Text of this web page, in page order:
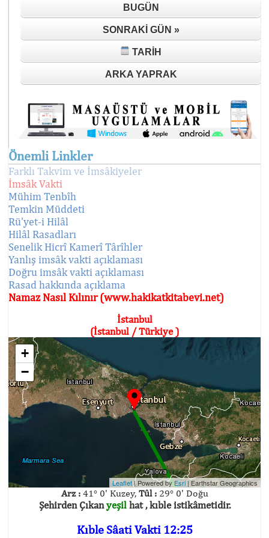
BUGÜN
SONRAKI GÜN »
TARIH
ARKA YAPRAK
Önemli Linkler
Farklı Takvim ve İmsâkiyeler
İmsâk Vakti
Mühim Tenbîh
Temkin Müddeti
Rü'yet-i Hilâl
Hilâl Rasadları
Senelik Hicrî Kamerî Târîhler
Yanlış imsâk vakti açıklaması
Doğru imsâk vakti açıklaması
Rasad hakkında açıklama
Namaz Nasıl Kılınır (www.hakikatkitabevi.net)
İstanbul
(İstanbul / Türkiye )
+
−
Leaflet| Powered byEsri |Earthstar Geographics
Arz :41° 0' Kuzey, Tûl :29° 0' Doğu
Şehirden Çıkanyeşilhat , kıble istikâmetidir.
Kıble Sâati Vakti 12:25